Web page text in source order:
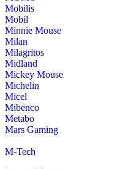
Mobilis
Mobil
Minnie Mouse
Milan
Milagritos
Midland
Mickey Mouse
Michelin
Micel
Mibenco
Metabo
Mars Gaming
M-Tech